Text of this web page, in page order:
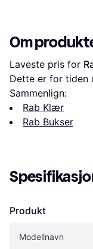
Om
Laveste pris for
Dette er for tiden
Sammenlign:
Rab Klær
Rab Bukser
Produkt
Modellnavn